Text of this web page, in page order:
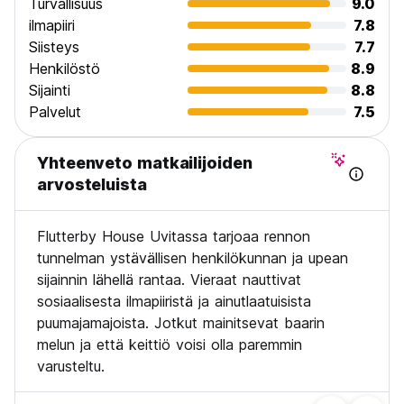
Turvallisuus
9.0
ilmapiiri
7.8
Siisteys
7.7
Henkilöstö
8.9
Sijainti
8.8
Palvelut
7.5
Yhteenveto matkailijoiden
arvosteluista
Flutterby House Uvitassa tarjoaa rennon
tunnelman ystävällisen henkilökunnan ja upean
sijainnin lähellä rantaa. Vieraat nauttivat
sosiaalisesta ilmapiiristä ja ainutlaatuisista
puumajamajoista. Jotkut mainitsevat baarin
melun ja että keittiö voisi olla paremmin
varusteltu.